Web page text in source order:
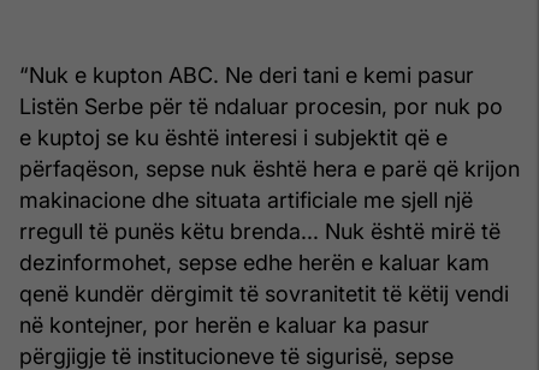
“Nuk e kupton ABC. Ne deri tani e kemi pasur
Listën Serbe për të ndaluar procesin, por nuk po
e kuptoj se ku është interesi i subjektit që e
përfaqëson, sepse nuk është hera e parë që krijon
makinacione dhe situata artificiale me sjell një
rregull të punës këtu brenda... Nuk është mirë të
dezinformohet, sepse edhe herën e kaluar kam
qenë kundër dërgimit të sovranitetit të këtij vendi
në kontejner, por herën e kaluar ka pasur
përgjigje të institucioneve të sigurisë, sepse